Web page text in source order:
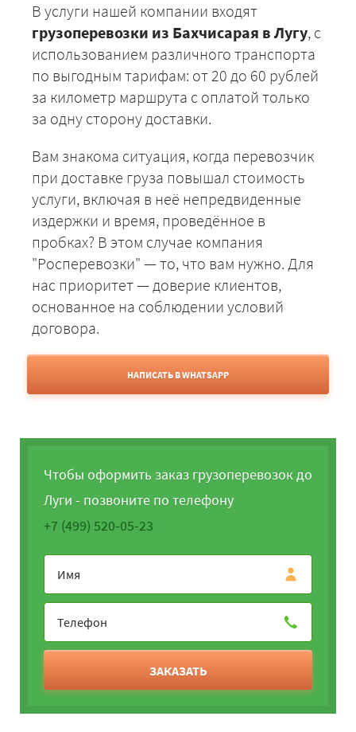
В услуги нашей компании входят
грузоперевозки из Бахчисарая в Лугу, с
использованием различного транспорта
по выгодным тарифам: от 20 до 60 рублей
за километр маршрута с оплатой только
за одну сторону доставки.
Вам знакома ситуация, когда перевозчик
при доставке груза повышал стоимость
услуги, включая в неё непредвиденные
издержки и время, проведённое в
пробках? В этом случае компания
"Росперевозки" — то, что вам нужно. Для
нас приоритет — доверие клиентов,
основанное на соблюдении условий
договора.
НАПИСАТЬ В WHATSAPP
Чтобы оформить заказ грузоперевозок до
Луги - позвоните по телефону
+7 (499) 520-05-23
ЗАКАЗАТЬ